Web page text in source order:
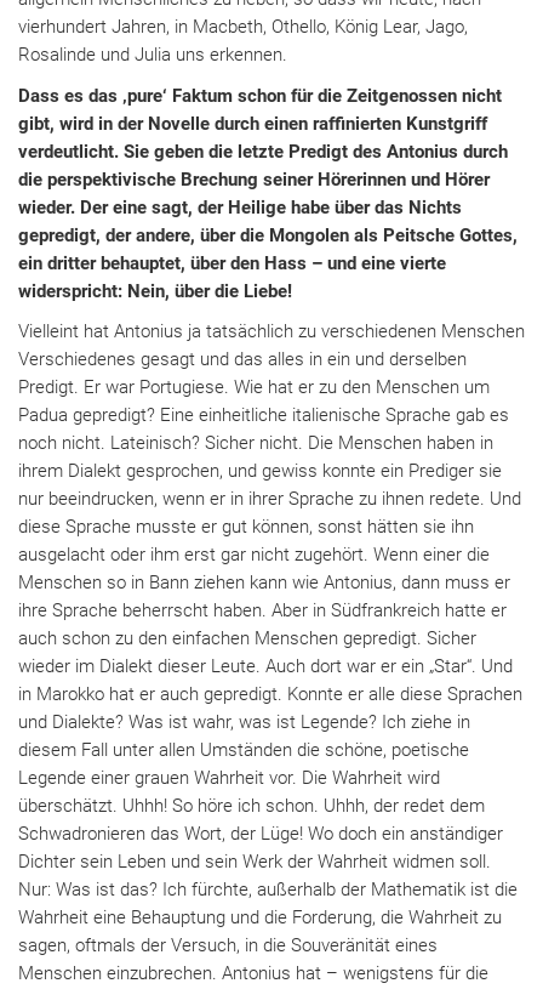
vierhundert Jahren, in Macbeth, Othello, König Lear, Jago,
Rosalinde und Julia uns erkennen.
Dass es das ‚pure‘ Faktum schon für die Zeitgenossen nicht
gibt, wird in der Novelle durch einen raffinierten Kunstgriff
verdeutlicht. Sie geben die letzte Predigt des Antonius durch
die perspektivische Brechung seiner Hörerinnen und Hörer
wieder. Der eine sagt, der Heilige habe über das Nichts
gepredigt, der andere, über die Mongolen als Peitsche Gottes,
ein dritter behauptet, über den Hass – und eine vierte
widerspricht: Nein, über die Liebe!
Vielleint hat Antonius ja tatsächlich zu verschiedenen Menschen
Verschiedenes gesagt und das alles in ein und derselben
Predigt. Er war Portugiese. Wie hat er zu den Menschen um
Padua gepredigt? Eine einheitliche italienische Sprache gab es
noch nicht. Lateinisch? Sicher nicht. Die Menschen haben in
ihrem Dialekt gesprochen, und gewiss konnte ein Prediger sie
nur beeindrucken, wenn er in ihrer Sprache zu ihnen redete. Und
diese Sprache musste er gut können, sonst hätten sie ihn
ausgelacht oder ihm erst gar nicht zugehört. Wenn einer die
Menschen so in Bann ziehen kann wie Antonius, dann muss er
ihre Sprache beherrscht haben. Aber in Südfrankreich hatte er
auch schon zu den einfachen Menschen gepredigt. Sicher
wieder im Dialekt dieser Leute. Auch dort war er ein „Star“. Und
in Marokko hat er auch gepredigt. Konnte er alle diese Sprachen
und Dialekte? Was ist wahr, was ist Legende? Ich ziehe in
diesem Fall unter allen Umständen die schöne, poetische
Legende einer grauen Wahrheit vor. Die Wahrheit wird
überschätzt. Uhhh! So höre ich schon. Uhhh, der redet dem
Schwadronieren das Wort, der Lüge! Wo doch ein anständiger
Dichter sein Leben und sein Werk der Wahrheit widmen soll.
Nur: Was ist das? Ich fürchte, außerhalb der Mathematik ist die
Wahrheit eine Behauptung und die Forderung, die Wahrheit zu
sagen, oftmals der Versuch, in die Souveränität eines
Menschen einzubrechen. Antonius hat – wenigstens für die